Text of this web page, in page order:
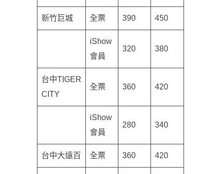
新竹巨城 全票 390 450
iShow
會員
320 380
台中TIGER
CITY
全票 360 420
iShow
會員
280 340
台中大遠百 全票 360 420